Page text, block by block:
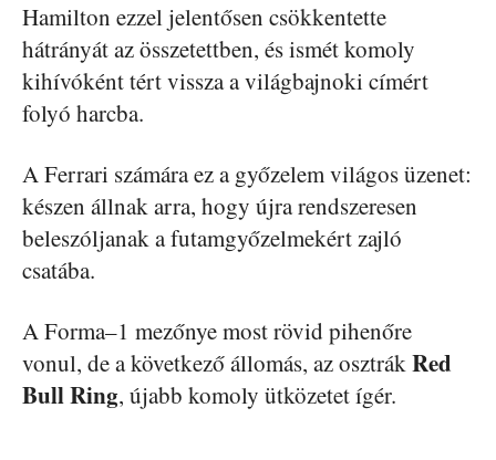
Hamilton ezzel jelentősen csökkentette
hátrányát az összetettben, és ismét komoly
kihívóként tért vissza a világbajnoki címért
folyó harcba.
A Ferrari számára ez a győzelem világos üzenet:
készen állnak arra, hogy újra rendszeresen
beleszóljanak a futamgyőzelmekért zajló
csatába.
A Forma–1 mezőnye most rövid pihenőre
vonul, de a következő állomás, az osztrákRed
Bull Ring, újabb komoly ütközetet ígér.